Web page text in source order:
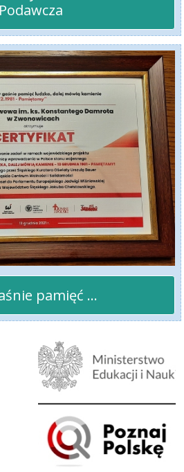
Podawcza
pamięć ...